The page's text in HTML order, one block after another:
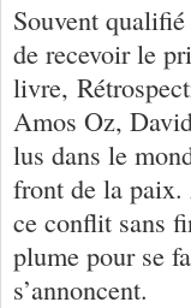
Souvent
de recevoir le
livre,
Amos Oz,
lus dans le
front de la paix.
ce conflit sans
plume pour se
s’annoncent.